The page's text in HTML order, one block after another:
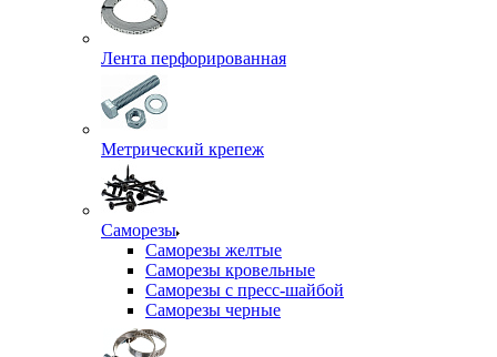
Лента перфорированная
Метрический крепеж
Саморезы
Саморезы желтые
Саморезы кровельные
Саморезы с пресс-шайбой
Саморезы черные